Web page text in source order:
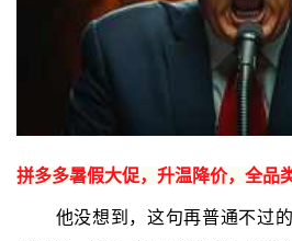
拼多多暑假大促，升温降价，全品
他没想到，这句再普通不过